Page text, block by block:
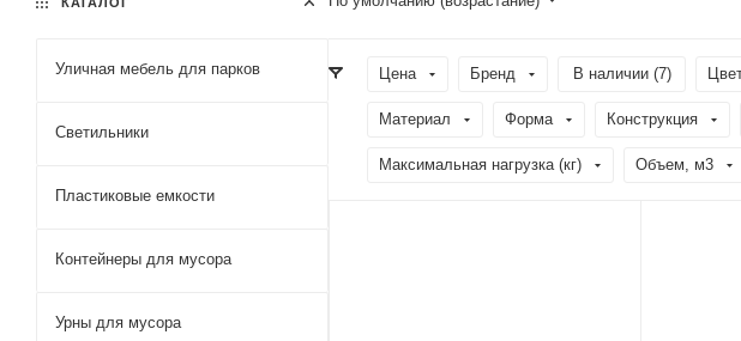
Цена Бренд В наличии (7)
Материал Форма Конструкция
Максимальная нагрузка (кг) Объем, м3
Уличная мебель для парков
Светильники
Пластиковые емкости
Контейнеры для мусора
Урны для мусора